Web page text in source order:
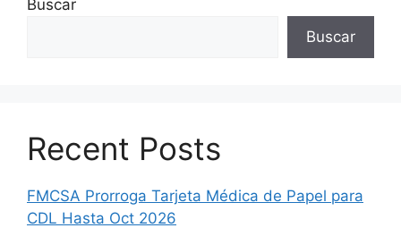
Buscar
Buscar
Recent Posts
FMCSA Prorroga Tarjeta Médica de Papel para
CDL Hasta Oct 2026